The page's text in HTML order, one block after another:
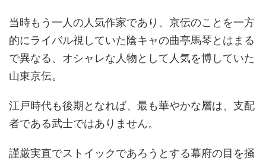
当時もう一人の人気作家であり、京伝のことを一方
的にライバル視していた陰キャの曲亭馬琴とはまる
で異なる、オシャレな人物として人気を博していた
山東京伝。
江戸時代も後期となれば、最も華やかな層は、支配
者である武士ではありません。
謹厳実直でストイックであろうとする幕府の目を掻